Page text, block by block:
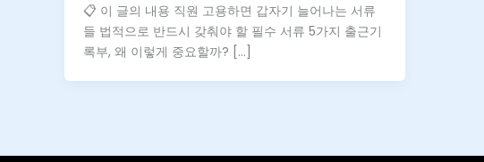
📋 이 글의 내용 직원 고용하면 갑자기 늘어나는 서류
들 법적으로 반드시 갖춰야 할 필수 서류 5가지 출근기
록부, 왜 이렇게 중요할까? […]